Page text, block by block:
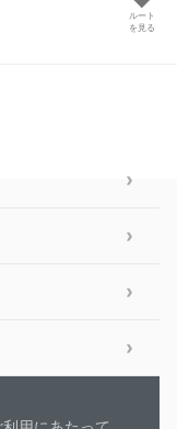
ルート
を見る